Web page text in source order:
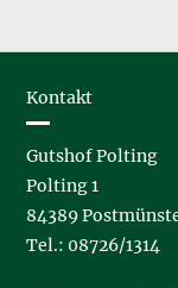
Kontakt
Gutshof Polting
Polting 1
84389
Tel.: 08726/1314